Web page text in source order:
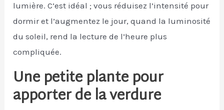
lumière. C’est idéal ; vous réduisez l’intensité pour
dormir et l’augmentez le jour, quand la luminosité
du soleil, rend la lecture de l’heure plus
compliquée.
Une petite plante pour
apporter de la verdure